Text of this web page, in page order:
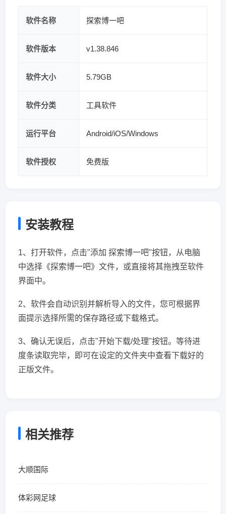
软件名称 探索博一吧
软件版本 v1.38.846
软件大小 5.79GB
软件分类 工具软件
运行平台 Android/iOS/Windows
软件授权 免费版
安装教程
1、打开软件，点击"添加 探索博一吧"按钮，从电脑
中选择《探索博一吧》文件，或直接将其拖拽至软件
界面中。
2、软件会自动识别并解析导入的文件，您可根据界
面提示选择所需的保存路径或下载格式。
3、确认无误后，点击"开始下载/处理"按钮。等待进
度条读取完毕，即可在设定的文件夹中查看下载好的
正版文件。
相关推荐
大顺国际
体彩网足球